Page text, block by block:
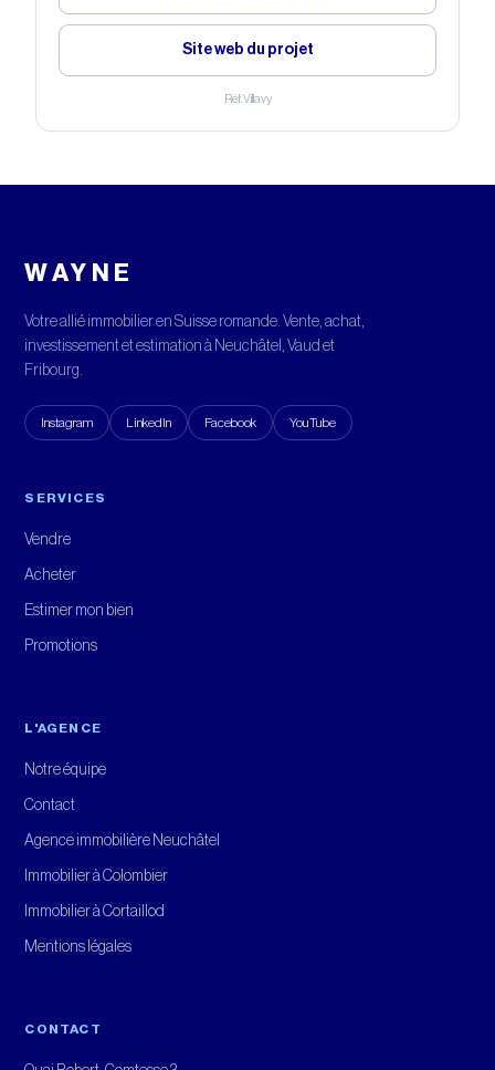
Site web du projet
Réf.Villavy
WAYNE
Votre allié immobilier en Suisse romande. Vente, achat,
investissement et estimation à Neuchâtel, Vaud et
Fribourg.
Instagram LinkedIn Facebook YouTube
SERVICES
Vendre
Acheter
Estimer mon bien
Promotions
L'AGENCE
Notre équipe
Contact
Agence immobilière Neuchâtel
Immobilier à Colombier
Immobilier à Cortaillod
Mentions légales
CONTACT